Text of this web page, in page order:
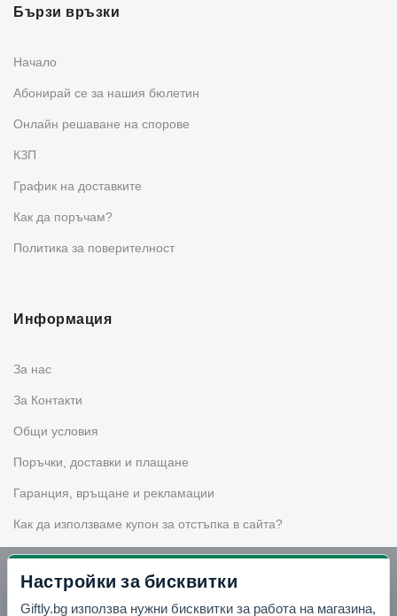
Бързи връзки
Начало
Абонирай се за нашия бюлетин
Oнлайн решаване на спорове
КЗП
График на доставките
Как да поръчам?
Политика за поверителност
Информация
За нас
За Контакти
Общи условия
Поръчки, доставки и плащане
Гаранция, връщане и рекламации
Как да използваме купон за отстъпка в сайта?
Бюлетин
Настройки за бисквитки
Giftly.bg използва нужни бисквитки за работа на магазина,